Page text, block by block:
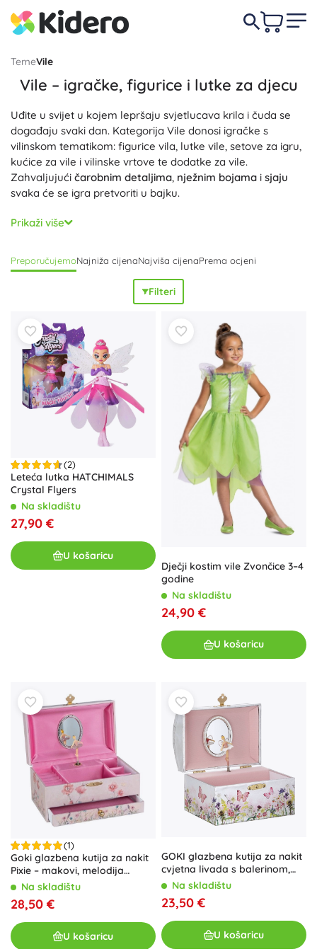
TemeVile
Vile – igračke, figurice i lutke za djecu
Uđite u svijet u kojem lepršaju svjetlucava krila i čuda se
događaju svaki dan. Kategorija Vile donosi igračke s
vilinskom tematikom: figurice vila, lutke vile, setove za igru,
kućice za vile i vilinske vrtove te dodatke za vile.
Zahvaljujući čarobnim detaljima, nježnim bojama i sjaju
svaka će se igra pretvoriti u bajku.
Pažljivo izrađene figurice i lutke s vilinskim krilima,
haljinama i čarobnim štapićima pozivaju na skupljanje i
bojanke s vilama, puzzle s vilama i građevne setove s
finu motorikuikreativnost
razveselit će i mlađu i stariju djecu.
Tražite li dar za ljubitelje bajki? U ovoj kategoriji otkrit ćete
bajkovite vile za dječju igru: vilinske igračke za djecu, mini
svijet vila, vilinske vrtove, kućice za vile i čarobne dodatke.
Igra s vilama prirodno
razvija maštu
potiče kreativno
pripovijedanjei donosiradost otkrivanja.
Prikaži više
PreporučujemoNajniža cijenaNajviša cijenaPrema ocjeni
Filteri
(2)
Leteća lutka HATCHIMALS
Crystal Flyers
Na skladištu
27,90 €
U košaricu
Dječji kostim vile Zvončice 3–4
godine
Na skladištu
24,90 €
U košaricu
(1)
Goki glazbena kutija za nakit
Pixie – makovi, melodija
Labuđe jezero
Na skladištu
28,50 €
U košaricu
GOKI glazbena kutija za nakit
cvjetna livada s balerinom,
melodija Labuđeg jezera
Na skladištu
23,50 €
U košaricu